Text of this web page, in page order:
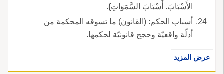
الأَسْبَابَ. أَسْبَابَ السَّمَوَاتِ}.
أسباب الحكم: (القانون) ما تسوقه المحكمة من
أدلّة واقعيّة وحجج قانونيّة لحكمها.
عرض المزيد